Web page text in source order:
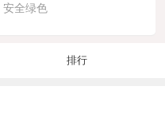
安全绿色
排行